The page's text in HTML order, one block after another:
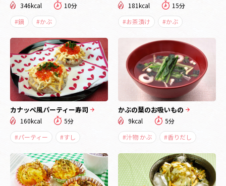
346kcal
10分
#鍋
#かぶ
181kcal
15分
#お茶漬け
#かぶ
カナッペ風パーティー寿司
160kcal
5分
#パーティー
#すし
かぶの葉のお吸いもの
9kcal
5分
#汁物 かぶ
#香りだし